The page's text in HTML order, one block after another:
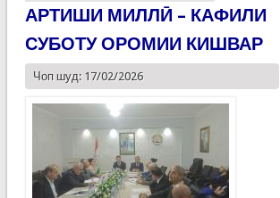
АРТИШИ МИЛЛӢ – КАФИЛИ
СУБОТУ ОРОМИИ КИШВАР
Чоп шуд: 17/02/2026